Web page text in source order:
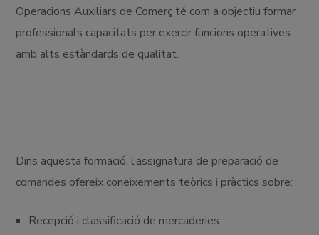
Operacions Auxiliars de Comerç té com a objectiu formar
professionals capacitats per exercir funcions operatives
amb alts estàndards de qualitat.
Dins aquesta formació, l’assignatura de preparació de
comandes ofereix coneixements teòrics i pràctics sobre:
Recepció i classificació de mercaderies.